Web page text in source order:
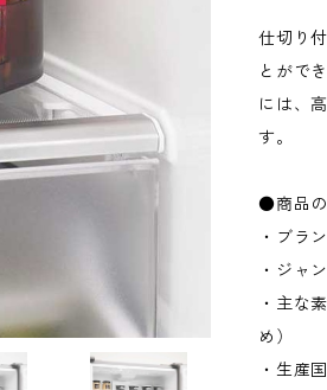
仕切り
とがで
には、
す。
●商品
・ブラ
・ジャ
・主な
め）
・生産